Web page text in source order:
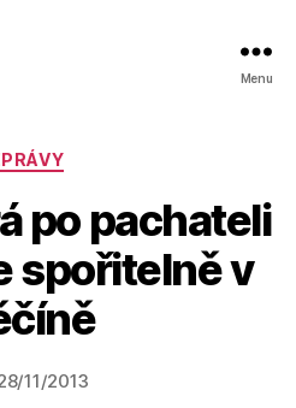
Menu
Rubriky
po pachateli
spořitelně v
Autor
příspěvku
u
t
o
a
11/2013